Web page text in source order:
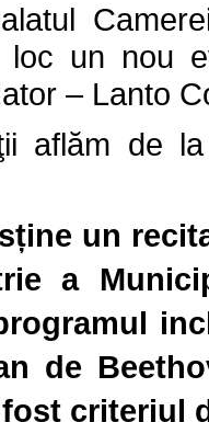
un nou
– Lanto
aflăm de
un
a
de
criteriul